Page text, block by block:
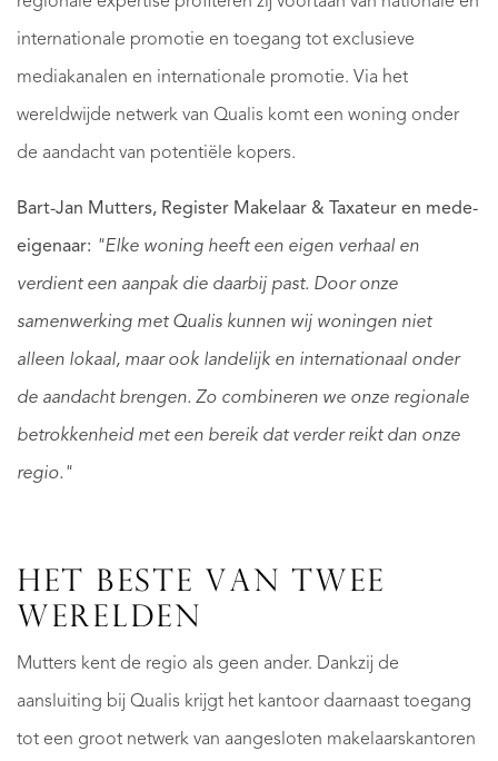
internationale promotie en toegang tot exclusieve
mediakanalen en internationale promotie. Via het
wereldwijde netwerk van Qualis komt een woning onder
de aandacht van potentiële kopers.
Bart-Jan Mutters, Register Makelaar & Taxateur en mede-
eigenaar: "Elke woning heeft een eigen verhaal en
verdient een aanpak die daarbij past. Door onze
samenwerking met Qualis kunnen wij woningen niet
alleen lokaal, maar ook landelijk en internationaal onder
de aandacht brengen. Zo combineren we onze regionale
betrokkenheid met een bereik dat verder reikt dan onze
regio."
HET BESTE VAN TWEE
WERELDEN
Mutters kent de regio als geen ander. Dankzij de
aansluiting bij Qualis krijgt het kantoor daarnaast toegang
tot een groot netwerk van aangesloten makelaarskantoren